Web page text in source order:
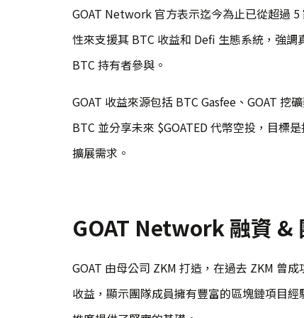
GOAT Network 官方表示迄今為止已從超過
性來支援其 BTC 收益和 Defi 生態系統，強
BTC 持有者參與。
GOAT 收益來源包括 BTC Gasfee、GOAT 挖
BTC 並分享未來 $GOATED 代幣空投，目標
擴展需求。
GOAT Network 融資 &
GOAT 由母公司 ZKM 打造，在過去 ZKM 曾
收益，顯示團隊成員擁有豐富的區塊鏈項目